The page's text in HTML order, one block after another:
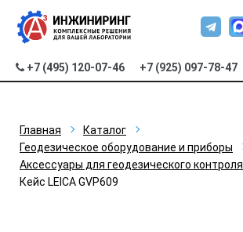
+7 (495) 120-07-46 +7 (925) 097-78-47
Главная
Каталог
Геодезическое оборудование и приборы
Аксессуары для геодезического контроля
Кейс LEICA GVP609